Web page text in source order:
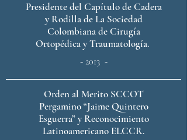
Presidente del Capítulo de Cadera
y Rodilla de La Sociedad
Colombiana de Cirugía
Ortopédica y Traumatología.
- 2013 -
Orden al Merito SCCOT
Pergamino “Jaime Quintero
Esguerra” y Reconocimiento
Latinoamericano ELCCR.